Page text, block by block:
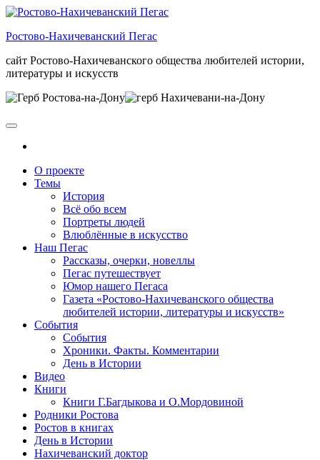
Skip
the
Ростово-Нахичеванский Пегас
сайт Ростово-Нахичеванского общества любителей истории,
литературы и искусств
О проекте
Темы
История
Всё обо всем
Портреты людей
Влюблённые в искусство
Наш Пегас
Рассказы, очерки, новеллы
Пегас путешествует
Юмор нашего Пегаса
Газета «Ростово-Нахичеванского общества
любителей истории, литературы и искусств»
События
События
Хроники. Факты. Комментарии
День в Истории
Видео
Книги
Книги Г.Багдыкова и О.Мордовиной
Родники Ростова
Ростов в книгах
День в Истории
Нахичеванский доктор